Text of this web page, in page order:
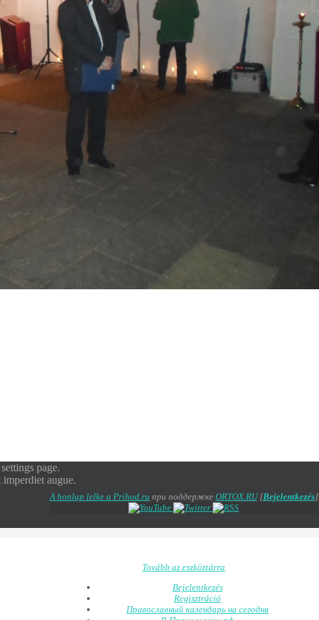
page.
imperdiet augue.
A honlap lelke a Prihod.ru при поддержке ORTOX.RU[Bejelentkezés]
Tovább az eszköztárra
Bejelentkezés
Regisztráció
Православный календарь на сегодня